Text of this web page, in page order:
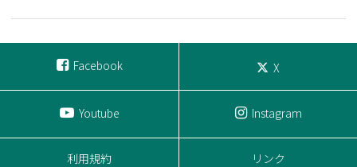
Facebook X
Youtube Instagram
利用規約 リンク